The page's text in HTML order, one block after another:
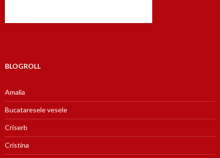
BLOGROLL
Amalia
Bucataresele vesele
Criserb
Cristina